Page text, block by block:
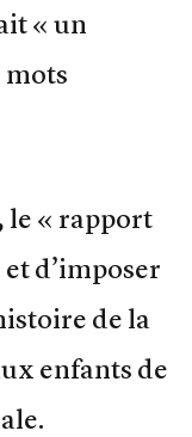
« un
le « rapport
d’imposer
de la
enfants de